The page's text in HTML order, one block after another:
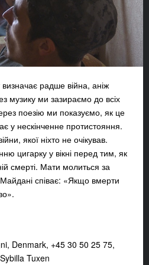
радше війна, аніж
музику ми зазираємо до всіх
поезію ми показуємо, як це
у нескінченне протистояння.
якої ніхто не очікував.
цигарку у вікні перед тим, як
смерті. Мати молиться за
співає: «Якщо вмерти
Denmark, +45 30 50 25 75,
Tuxen